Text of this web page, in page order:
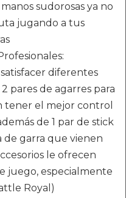
sudorosas ya no
jugando a tus
diferentes
pares de agarres para
tener el mejor control
de 1 par de stick
de garra que vienen
le ofrecen
juego, especialmente
Royal)